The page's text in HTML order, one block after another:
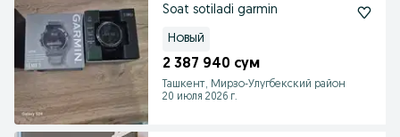
Soat sotiladi garmin
Новый
2 387 940 сум
Ташкент, Мирзо-Улугбекский район
20 июля 2026 г.